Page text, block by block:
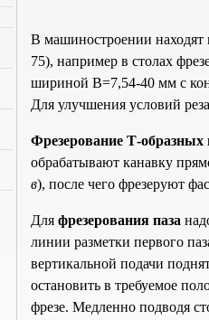
В машиностроении
75), например в столах
шириной В=7,54-40 мм с
Для улучшения условий
Фрезерование Т-образных
обрабатывают канавку
в), после чего фрезеруют
Для фрезерования паза
линии разметки первого
вертикальной подачи
остановить в требуемое
фрезе. Медленно подводя